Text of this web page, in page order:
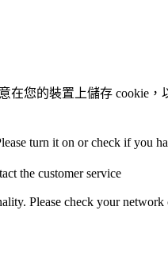
在您的裝置上儲存 cookie
turn it on or check if you
the customer service
Please check your network